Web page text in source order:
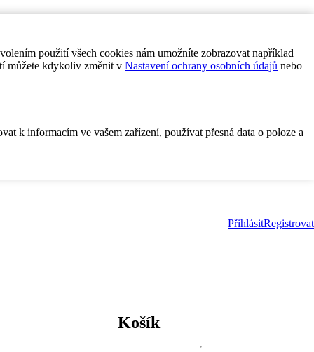
použití všech cookies nám umožníte zobrazovat například
můžete kdykoliv změnit v Nastavení ochrany osobních údajů nebo
k informacím ve vašem zařízení, používat přesná data o poloze a
PřihlásitRegistrovat
Košík